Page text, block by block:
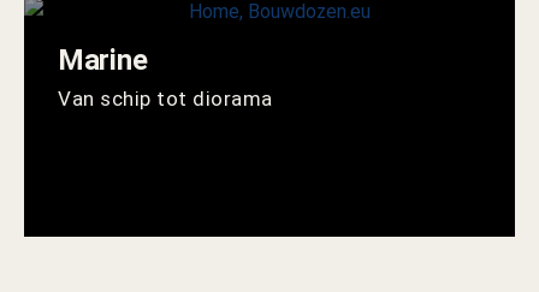
Marine
Van schip tot diorama